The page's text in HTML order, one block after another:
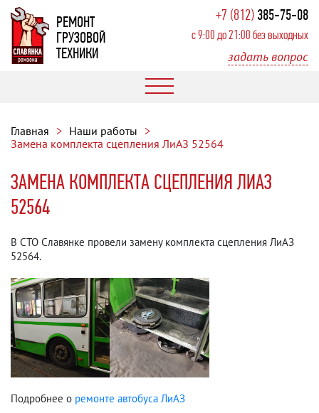
РЕМОНТ
ГРУЗОВОЙ
ТЕХНИКИ
+7 (812) 385-75-08
с 9:00 до 21:00 без выходных
задать вопрос
Главная
Наши работы
Замена комплекта сцепления ЛиАЗ 52564
ЗАМЕНА КОМПЛЕКТА СЦЕПЛЕНИЯ ЛИАЗ
52564
В СТО Славянке провели замену комплекта сцепления ЛиАЗ
52564.
Подробнее о ремонте автобуса ЛиАЗ